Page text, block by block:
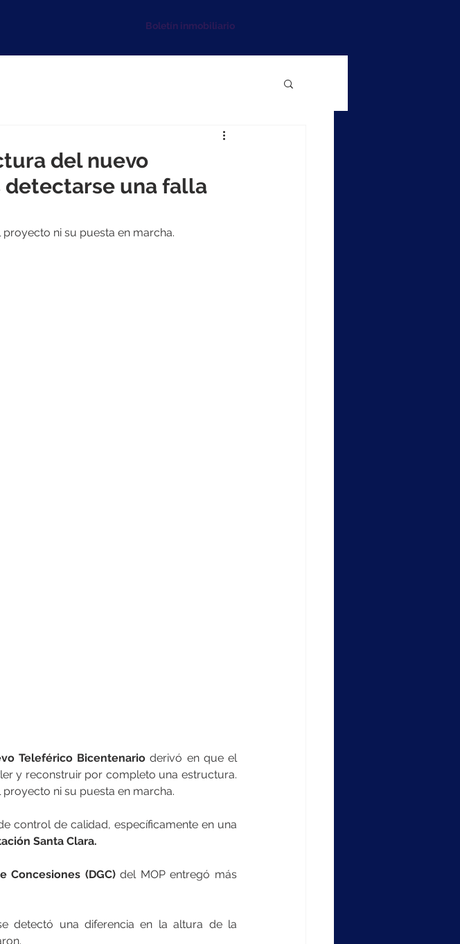
Boletín inmobiliario
del nuevo
una falla
ni su puesta en marcha.
Teleférico Bicentenario
derivó en que el
y reconstruir por completo una estructura.
ni su puesta en marcha.
control de calidad, específicamente en una
Santa Clara.
Concesiones (DGC) del MOP entregó más
detectó una diferencia en la altura de la